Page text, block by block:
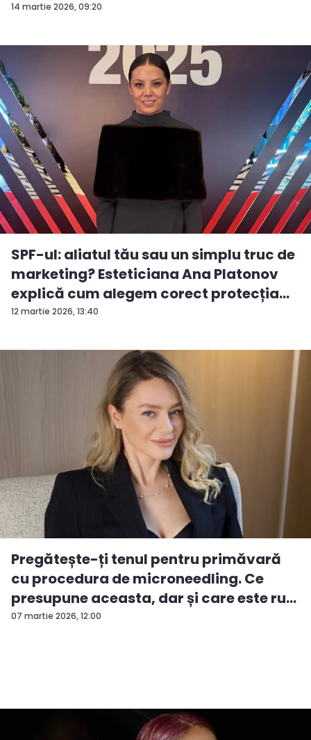
14 martie 2026, 09:20
12 martie 2026, 13:40
SPF-ul: aliatul tău sau un simplu truc de
marketing? Esteticiana Ana Platonov
explică cum alegem corect protecția
so...
07 martie 2026, 12:00
Pregătește-ți tenul pentru primăvară
cu procedura de microneedling. Ce
presupune aceasta, dar și care este ru...